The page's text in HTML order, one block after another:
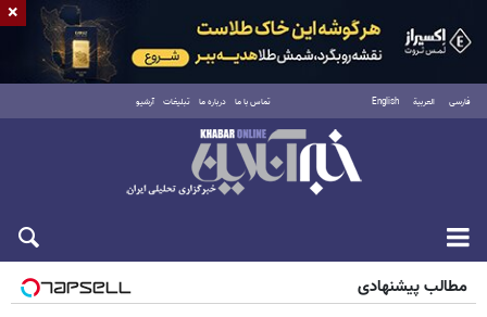
فارسی العربية English تماس با ما درباره ما تبلیغات آرشیو
پنجشنبه ۱۵ مرداد ۱۴۰۵
مطالب پیشنهادی
×